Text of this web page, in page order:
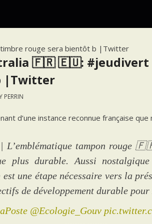
rouge sera bientôt b |Twitter
🇫🇷 🇪🇺: #jeudivert
|Twitter
PERRIN
d’une instance reconnue française
| L’emblématique tampon rouge
plus durable. Aussi
une étape nécessaire vers la
de développement durable pour
@Ecologie_Gouv